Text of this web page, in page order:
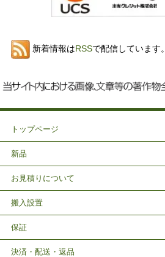
新着情報はRSSで配信しています。
トップページ
新品
お見積りについて
搬入設置
保証
決済・配送・返品